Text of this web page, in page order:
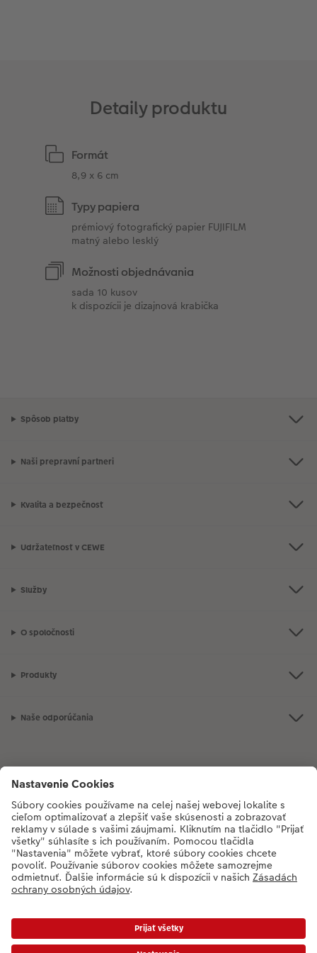
Detaily produktu
Formát
8,9 x 6 cm
Typy papiera
prémiový fotografický papier FUJIFILM
matný alebo lesklý
Možnosti objednávania
sada 10 kusov
k dispozícii je dizajnová krabička
Spôsob platby
Naši prepravní partneri
Kvalita a bezpečnosť
Udržateľnosť v CEWE
Služby
O spoločnosti
Produkty
Naše odporúčania
Ak máte akékoľvek otázky týkajúce sa produktov alebo objednávok,
neváhajte a zavolajte nám:02/6820 4415[Po - Pia: 8:30 - 17:00 h]
Ceny a dodacie termíny
|VOP|Ochrana osobných údajov|